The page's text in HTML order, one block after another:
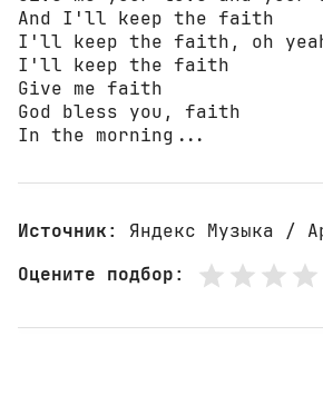
And I'll keep the faith
I'll keep the faith, oh
I'll keep the faith
Give me faith
God bless you, faith
In the morning...
Источник: Яндекс Музыка /
Оцените подбор: